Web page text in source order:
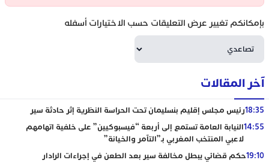
بإمكانكم تغيير عرض التعليقات حسب الاختيارات أسفله
آخر المقالات
18:35رئيس مجلس إقليم بنسليمان تحت الحراسة النظرية إثر حادثة سير
14:55النيابة العامة تستمع إلى أربعة “فيسبوكيين” على خلفية اتهامهم
لاعبي المنتخب المغربي بـ”التآمر والخيانة”
19:10حكم قضائي يبطل مخالفة سير بعد الطعن في إجراءات الرادار